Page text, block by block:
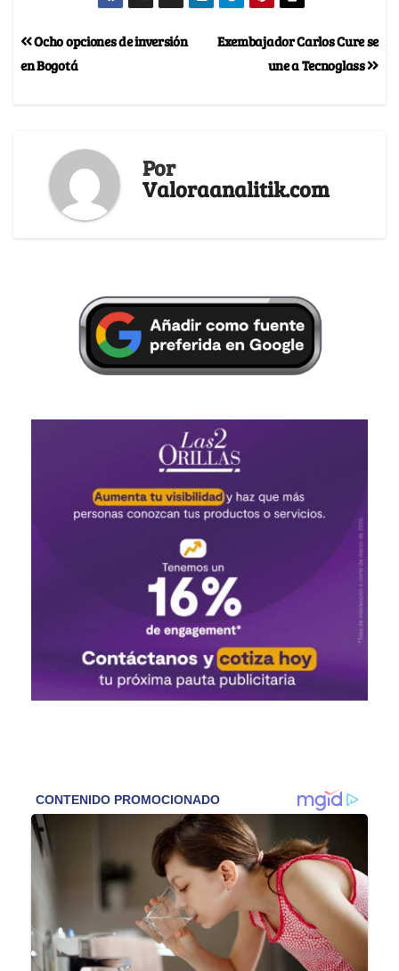
Exembajador Carlos Cure se
une a Tecnoglass
Ocho opciones de inversión
en Bogotá
Por
Valoraanalitik.com